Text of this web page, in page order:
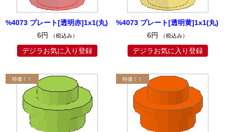
%4073 プレート[透明赤]1x1(丸)
6円
（税込み）
デジラお気に入り登録
%4073 プレート[透明黄]1x1(丸)
6円
（税込み）
デジラお気に入り登録